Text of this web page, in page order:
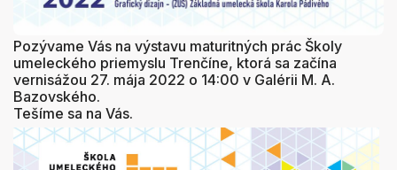
Pozývame Vás na výstavu maturitných prác Školy
umeleckého priemyslu Trenčíne, ktorá sa začína
vernisážou 27. mája 2022 o 14:00 v Galérii M. A.
Bazovského.
Tešíme sa na Vás.